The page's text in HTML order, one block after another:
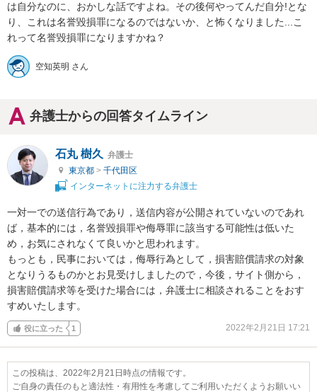
は自分なのに、おかしな話ですよね。その後何やってんだ自分!とな
り、これは名誉毀損罪になるのではないか、と怖くなりました...こ
れって名誉毀損罪になりますかね？
空知英明 さん
弁護士からの回答タイムライン
石丸 樹久 弁護士
東京都 > 千代田区
インターネットに注力する弁護士
一対一での送信行為であり，送信内容が公開されていないのであれ
ば，基本的には，名誉毀損罪や侮辱罪に該当する可能性は低いた
め，お気にされなくて良いかと思われます。
もっとも，民事においては，侮辱行為として，損害賠償請求の対象
となりうるものかとお見受けしましたので，今後，サイト側から，
損害賠償請求等を受けた場合には，弁護士に相談されることをおす
すめいたします。
役に立った 1 2022年2月21日 17:21
この投稿は、2022年2月21日時点の情報です。
ご自身の責任のもと適法性・有用性を考慮してご利用いただくようお願いい